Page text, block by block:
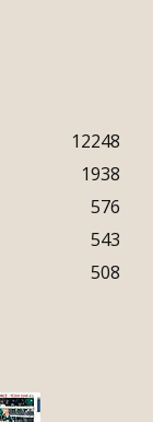
12248
1938
576
543
508